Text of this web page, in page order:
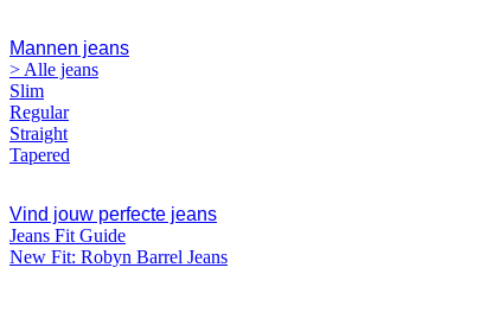
Mannen jeans
> Alle jeans
Slim
Regular
Straight
Tapered
Vind jouw perfecte jeans
Jeans Fit Guide
New Fit: Robyn Barrel Jeans